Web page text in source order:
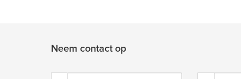
Neem contact op